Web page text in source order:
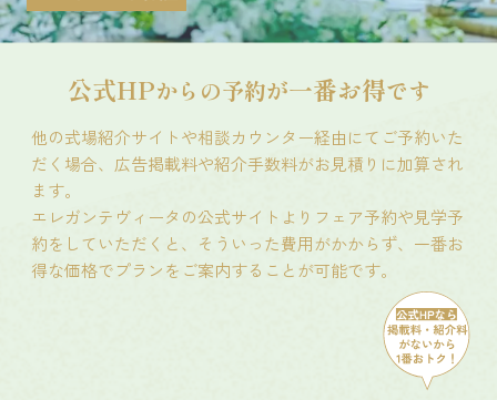
公式HPからの予約が一番お得です
他の式場紹介サイトや相談カウンター経由にてご予約いた
だく場合、広告掲載料や紹介手数料がお見積りに加算され
ます。
エレガンテヴィータの公式サイトよりフェア予約や見学予
約をしていただくと、そういった費用がかからず、一番お
得な価格でプランをご案内することが可能です。